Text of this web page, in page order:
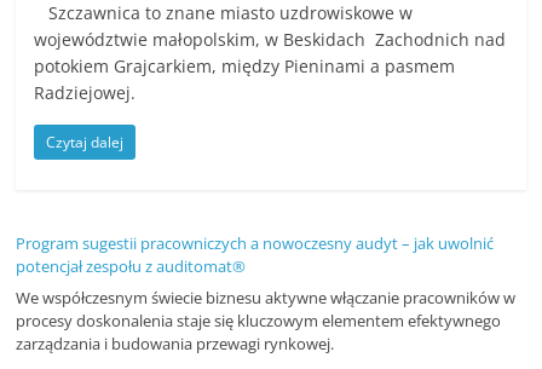
e
n
z
o
l
Szczawnica to znane miasto uzdrowiskowe w
województwie małopolskim, w Beskidach Zachodnich nad
potokiem Grajcarkiem, między Pieninami a pasmem
Radziejowej.
Czytaj dalej
Program sugestii pracowniczych a nowoczesny audyt – jak uwolnić
potencjał zespołu z auditomat®
We współczesnym świecie biznesu aktywne włączanie pracowników w
procesy doskonalenia staje się kluczowym elementem efektywnego
zarządzania i budowania przewagi rynkowej.